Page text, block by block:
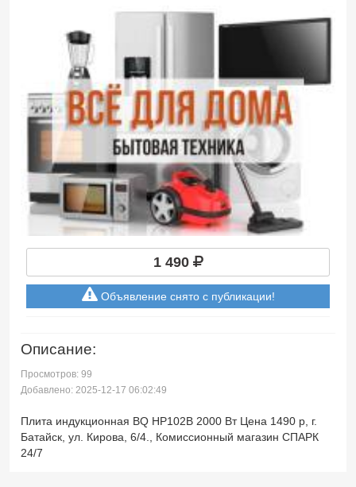
1 490
Объявление снято с публикации!
Описание:
Просмотров: 99
Добавлено: 2025-12-17 06:02:49
Плита индукционная BQ HP102B 2000 Вт Цена 1490 р, г.
Батайск, ул. Кирова, 6/4., Комиссионный магазин СПАРК
24/7